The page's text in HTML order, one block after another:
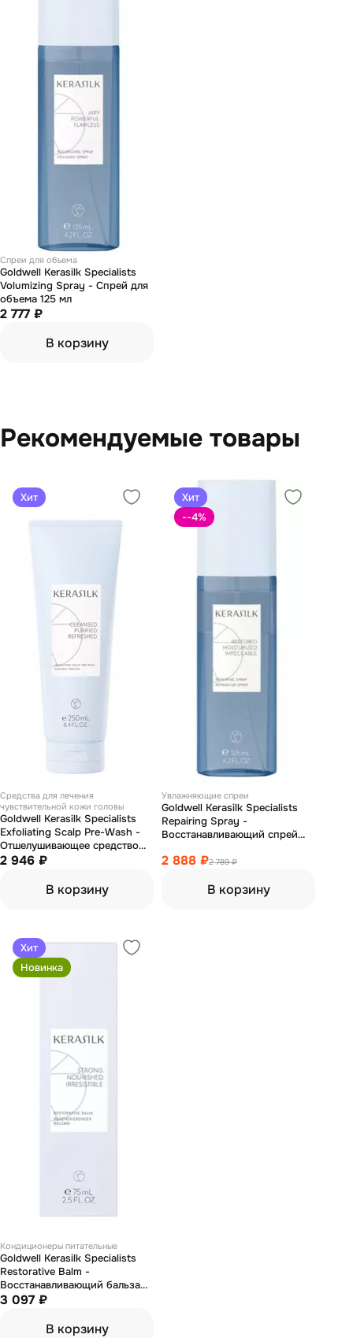
Спреи для объема
Goldwell Kerasilk Specialists
Volumizing Spray - Спрей для
объема 125 мл
2 777 ₽
В корзину
Рекомендуемые товары
Хит
Средства для лечения
чувствительной кожи головы
Goldwell Kerasilk Specialists
Exfoliating Scalp Pre-Wash -
Отшелушивающее средство
для кожи головы перед
2 946 ₽
В корзину
Хит
--4%
Увлажняющие спреи
Goldwell Kerasilk Specialists
Repairing Spray -
Восстанавливающий спрей
2 888 ₽2 789 ₽
В корзину
Хит
Новинка
Кондиционеры питательные
Goldwell Kerasilk Specialists
Restorative Balm -
Восстанавливающий бальзам
75 мл
3 097 ₽
В корзину